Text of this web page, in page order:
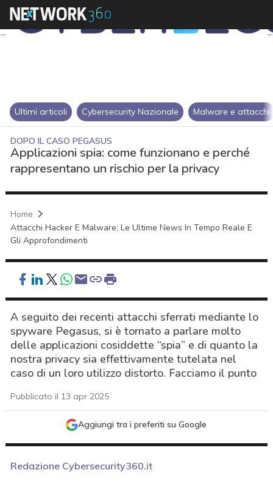
Ultimi articoli Cybersecurity Nazionale Malware e attacchi
DOPO IL CASO PEGASUS
Applicazioni spia: come funzionano e perché
rappresentano un rischio per la privacy
Home
Attacchi Hacker E Malware: Le Ultime News In Tempo Reale E
Gli Approfondimenti
A seguito dei recenti attacchi sferrati mediante lo
spyware Pegasus, si è tornato a parlare molto
delle applicazioni cosiddette “spia” e di quanto la
nostra privacy sia effettivamente tutelata nel
caso di un loro utilizzo distorto. Facciamo il punto
Pubblicato il 13 apr 2025
Aggiungi tra i preferiti su Google
Redazione Cybersecurity360.it